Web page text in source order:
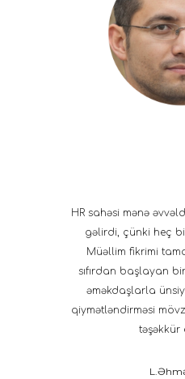
HR sahəsi mənə
gəlirdi, çünki heç
Müəllim fikrimi
sıfırdan başlayan
əməkdaşlarla
qiymətləndirməsi
təşəkkür